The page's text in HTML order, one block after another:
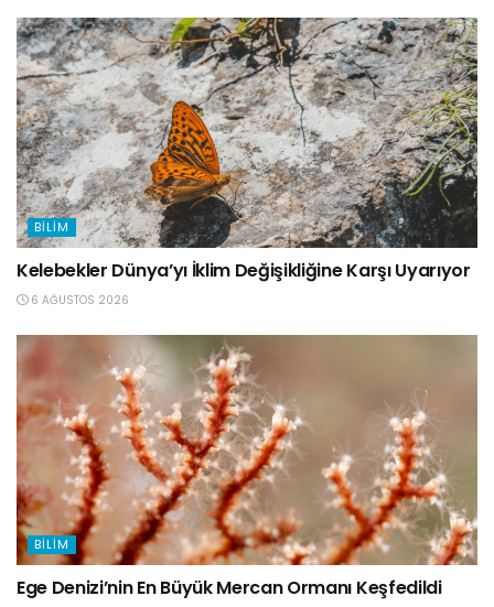
BILIM
Kelebekler Dünya’yı İklim Değişikliğine Karşı Uyarıyor
6 AĞUSTOS 2026
BILIM
Ege Denizi’nin En Büyük Mercan Ormanı Keşfedildi